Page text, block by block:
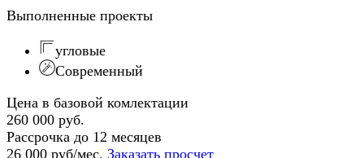
Выполненные проекты
угловые
Современный
Цена в базовой комлектации
260 000 руб.
Рассрочка до 12 месяцев
26 000 руб/мес. Заказать просчет